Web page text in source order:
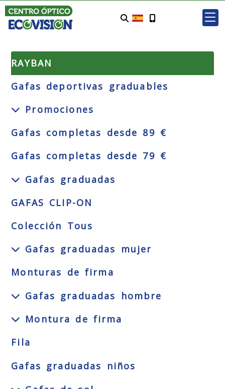
RAYBAN
Gafas deportivas graduables
Promociones
Gafas completas desde 89 €
Gafas completas desde 79 €
Gafas graduadas
GAFAS CLIP-ON
Colección Tous
Gafas graduadas mujer
Monturas de firma
Gafas graduadas hombre
Montura de firma
Fila
Gafas graduadas niños